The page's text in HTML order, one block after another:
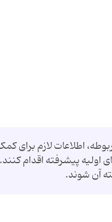
اطلاعات لازم برای
پیشرفته اقدام
آن شوند.